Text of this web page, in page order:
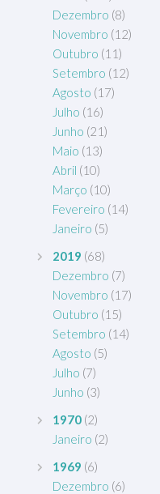
Dezembro (8)
Novembro (12)
Outubro (11)
Setembro (12)
Agosto (17)
Julho (16)
Junho (21)
Maio (13)
Abril (10)
Março (10)
Fevereiro (14)
Janeiro (5)
2019 (68)
Dezembro (7)
Novembro (17)
Outubro (15)
Setembro (14)
Agosto (5)
Julho (7)
Junho (3)
1970 (2)
Janeiro (2)
1969 (6)
Dezembro (6)